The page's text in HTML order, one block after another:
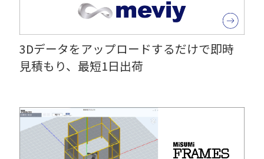
3Dデータをアップロードするだけで即時
見積もり、最短1日出荷